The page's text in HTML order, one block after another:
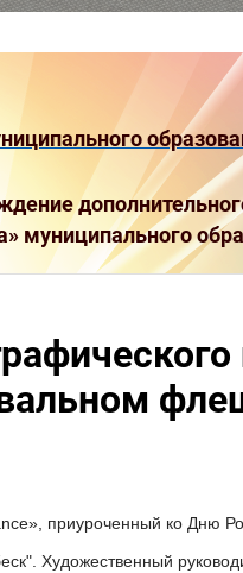
муниципального
приуроченный ко Дню
Художественный